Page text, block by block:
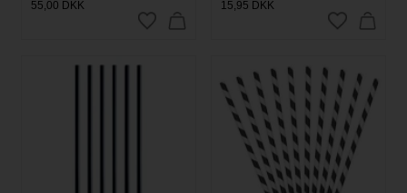
55,00 DKK 15,95 DKK